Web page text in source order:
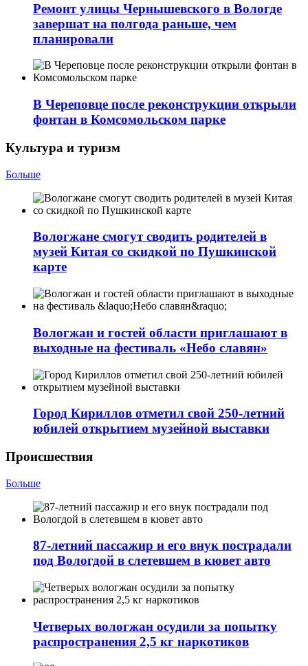
Ремонт улицы Чернышевского в Вологде
завершат на полгода раньше, чем
планировали
В Череповце после реконструкции открыли
фонтан в Комсомольском парке
Культура и туризм
Больше
Вологжане смогут сводить родителей в
музей Китая со скидкой по Пушкинской
карте
Вологжан и гостей области приглашают в
выходные на фестиваль «Небо славян»
Город Кириллов отметил свой 250-летний
юбилей открытием музейной выставки
Происшествия
Больше
87-летний пассажир и его внук пострадали
под Вологдой в слетевшем в кювет авто
Четверых вологжан осудили за попытку
распространения 2,5 кг наркотиков